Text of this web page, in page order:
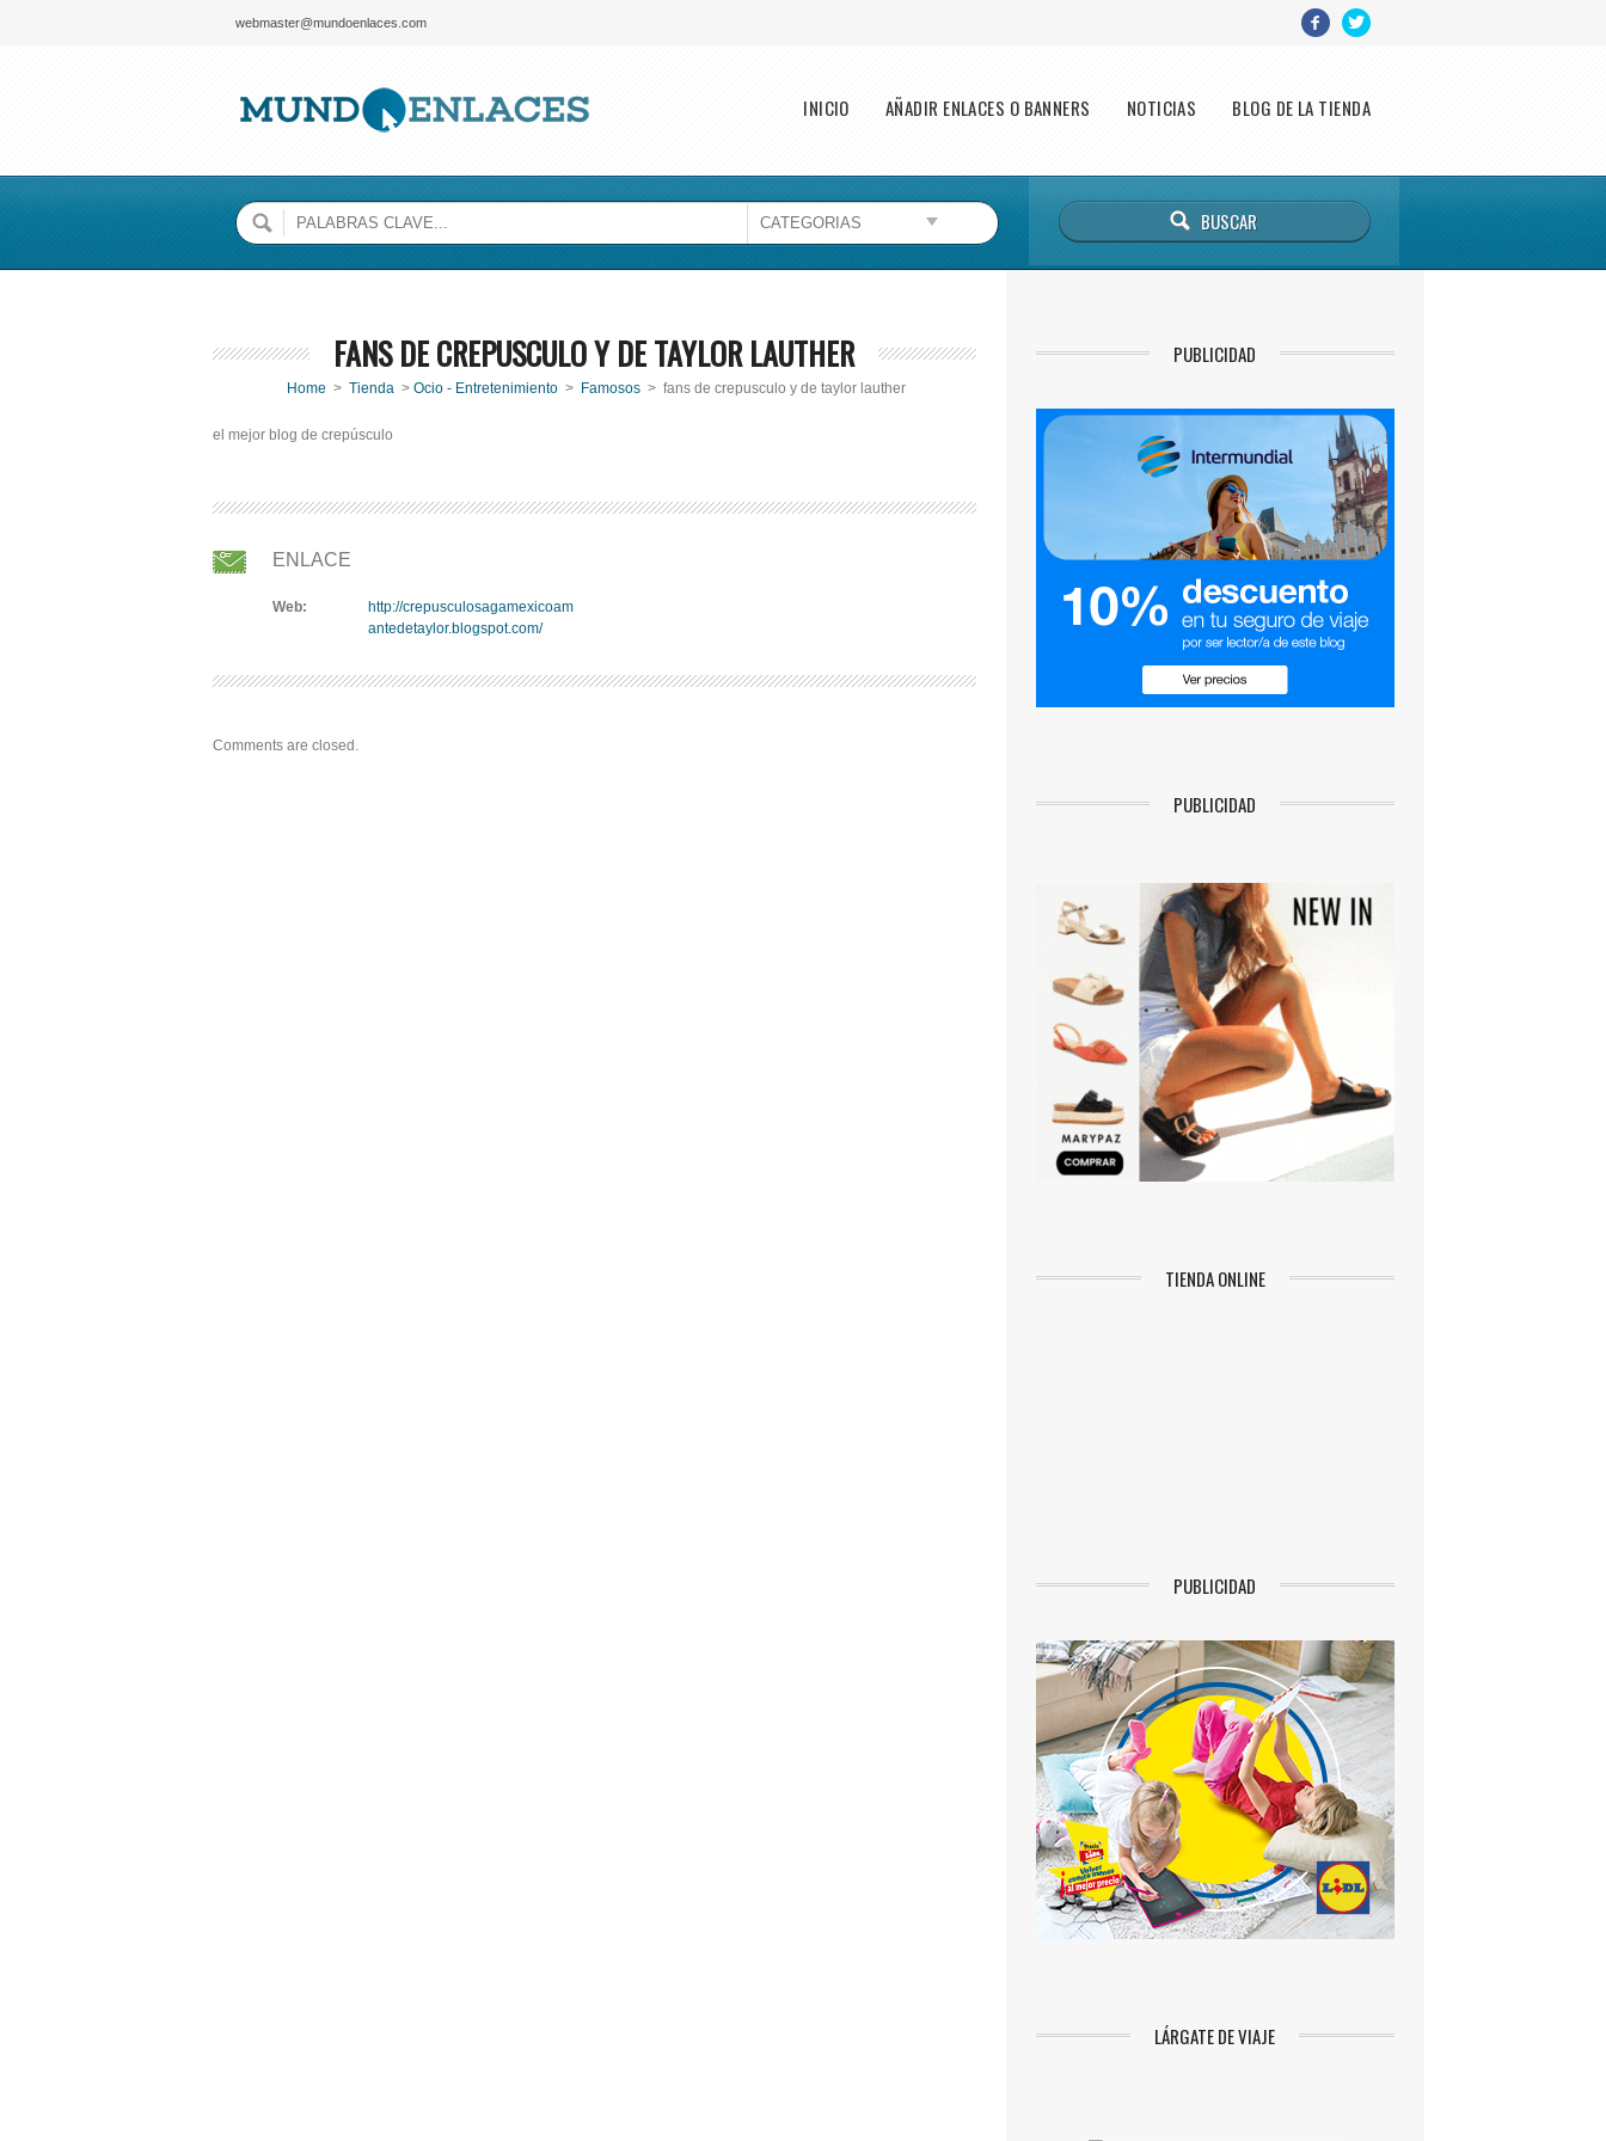
webmaster@mundoenlaces.com
Main menu
INICIO AÑADIR ENLACES O BANNERS NOTICIAS BLOG DE LA TIENDA
FANS DE CREPUSCULO Y DE TAYLOR LAUTHER
Home > Tienda> Ocio - Entretenimiento> Famosos > fans de crepusculo y de taylor lauther
el mejor blog de crepúsculo
ENLACE
Web:
http://crepusculosagamexicoam
antedetaylor.blogspot.com/
Comments are closed.
PUBLICIDAD
PUBLICIDAD
TIENDA ONLINE
PUBLICIDAD
LÁRGATE DE VIAJE